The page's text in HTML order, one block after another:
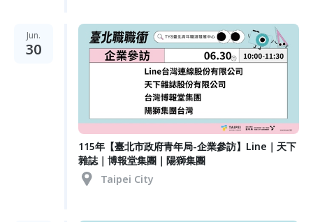
Jun.
30
115年【臺北市政府青年局-企業參訪】Line｜天下
雜誌｜博報堂集團｜陽獅集團
Taipei City